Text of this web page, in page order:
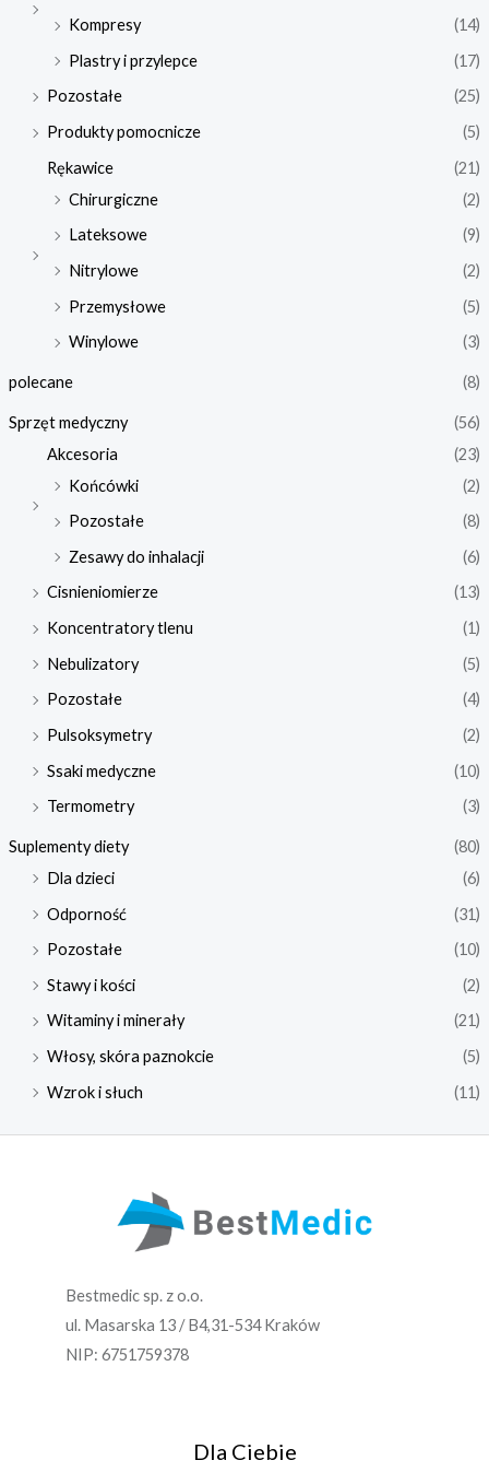
Kompresy
(14)
Plastry i przylepce
(17)
Pozostałe
(25)
Produkty pomocnicze
(5)
Rękawice
(21)
Chirurgiczne
(2)
Lateksowe
(9)
Nitrylowe
(2)
Przemysłowe
(5)
Winylowe
(3)
polecane (8)
Sprzęt medyczny
(56)
Akcesoria
(23)
Końcówki
(2)
Pozostałe
(8)
Zesawy do inhalacji
(6)
Cisnieniomierze
(13)
Koncentratory tlenu
(1)
Nebulizatory
(5)
Pozostałe
(4)
Pulsoksymetry
(2)
Ssaki medyczne
(10)
Termometry
(3)
Suplementy diety
(80)
Dla dzieci
(6)
Odporność
(31)
Pozostałe
(10)
Stawy i kości
(2)
Witaminy i minerały
(21)
Włosy, skóra paznokcie
(5)
Wzrok i słuch
(11)
Bestmedic sp. z o.o.
ul. Masarska 13 / B4,31-534 Kraków
NIP: 6751759378
Dla Ciebie